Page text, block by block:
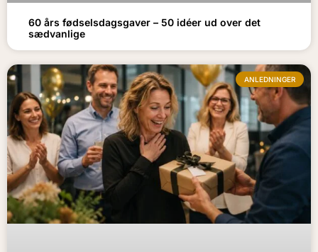
60 års fødselsdagsgaver – 50 idéer ud over det
sædvanlige
ANLEDNINGER